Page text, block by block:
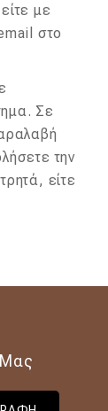
με
στο
Σε
την
είτε
Μας